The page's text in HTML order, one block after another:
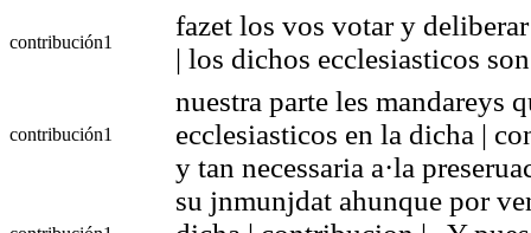
contribución1
fazet los vos votar y
| los dichos ecclesiasticos
contribución1
nuestra parte les mandareys
ecclesiasticos en la dicha |
y tan necessaria a·la
su jnmunjdat ahunque por